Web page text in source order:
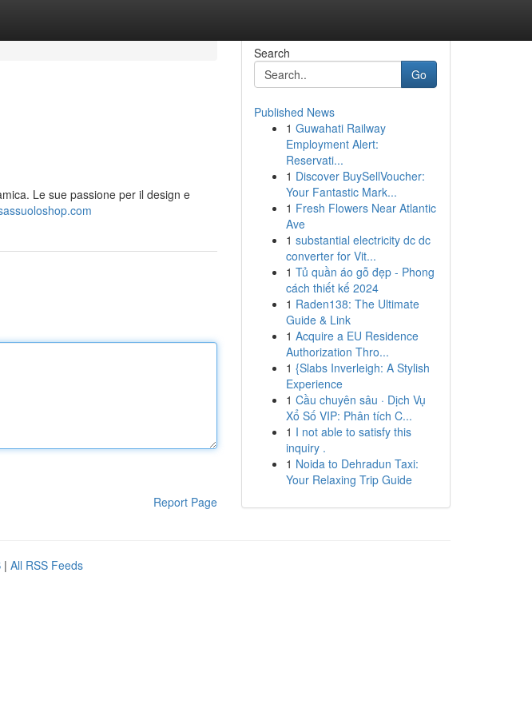
Le sue passione per il design e
Report Page
Search
Go
Published News
1 Guwahati Railway
Employment Alert:
Reservati...
1 Discover BuySellVoucher:
Your Fantastic Mark...
1 Fresh Flowers Near Atlantic
Ave
1 substantial electricity dc dc
converter for Vit...
1 Tủ quần áo gỗ đẹp - Phong
cách thiết kế 2024
1 Raden138: The Ultimate
Guide & Link
1 Acquire a EU Residence
Authorization Thro...
1 {Slabs Inverleigh: A Stylish
Experience
1 Cầu chuyên sâu · Dịch Vụ
Xổ Số VIP: Phân tích C...
1 I not able to satisfy this
inquiry .
1 Noida to Dehradun Taxi:
Your Relaxing Trip Guide
| All RSS Feeds